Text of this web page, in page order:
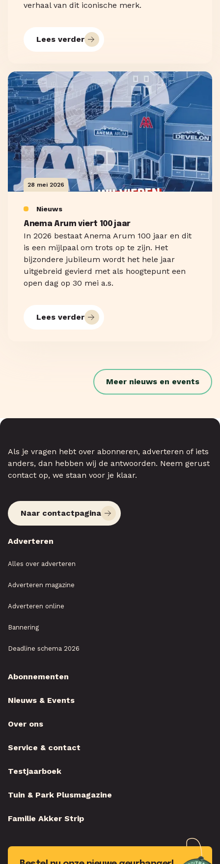
verhaal van dit iconische merk.
Lees verder
28 mei 2026
Nieuws
Anema Arum viert 100 jaar
In 2026 bestaat Anema Arum 100 jaar en dit
is een mijlpaal om trots op te zijn. Het
bijzondere jubileum wordt het hele jaar
uitgebreid gevierd met als hoogtepunt een
open dag op 30 mei a.s.
Lees verder
Meer nieuws en events
Als je vragen hebt over abonneren, adverteren of iets
anders, dan hebben wij de antwoorden. Neem gerust
contact op, we staan voor je klaar.
Naar contactpagina
Adverteren
Alles over adverteren
Adverteren magazine
Adverteren online
Bannering
Deadline schema 2026
Abonnementen
Nieuws & Events
Over ons
Service & contact
Testjaarboek
Tuin & Park Plusmagazine
Familie Akker Strip